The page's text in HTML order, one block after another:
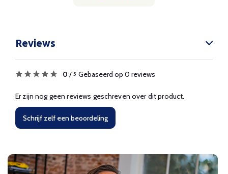
Reviews
0 / 5 Gebaseerd op 0 reviews
Er zijn nog geen reviews geschreven over dit product.
Schrijf zelf een beoordeling